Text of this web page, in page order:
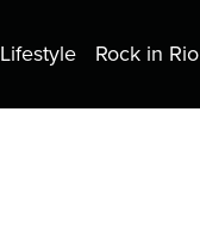
Lifestyle Rock in Rio